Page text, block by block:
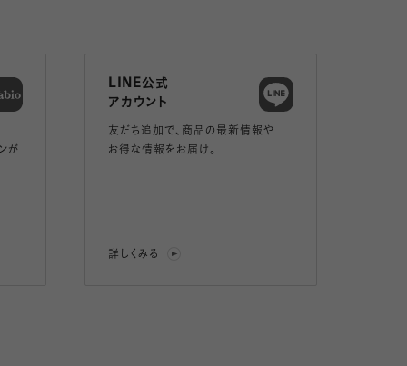
が
LINE公式
アカウント
友だち追加で、 商品の最新情報や
お得な情報をお届け。
詳しくみる